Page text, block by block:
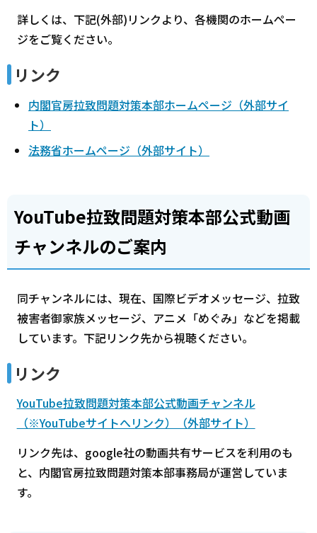
詳しくは、下記(外部)リンクより、各機関のホームペー
ジをご覧ください。
リンク
内閣官房拉致問題対策本部ホームページ（外部サイ
ト）
法務省ホームページ（外部サイト）
YouTube拉致問題対策本部公式動画
チャンネルのご案内
同チャンネルには、現在、国際ビデオメッセージ、拉致
被害者御家族メッセージ、アニメ「めぐみ」などを掲載
しています。下記リンク先から視聴ください。
リンク
YouTube拉致問題対策本部公式動画チャンネル
（※YouTubeサイトへリンク）（外部サイト）
リンク先は、google社の動画共有サービスを利用のも
と、内閣官房拉致問題対策本部事務局が運営していま
す。